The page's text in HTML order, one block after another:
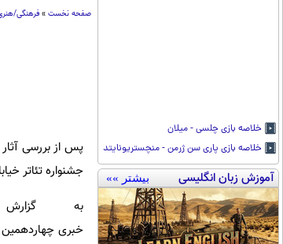
خلاصه بازی چلسی - میلان
خلاصه بازی پاری سن ژرمن - منچستریونایتد
آموزش زبان انگلیسی بیشتر »»
صفحه نخست » فرهنگی/
پس از بررسی
جشنواره تئاتر
به
خبری چهاردهمین